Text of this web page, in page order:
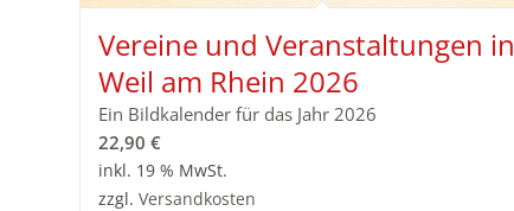
Vereine und Veranstaltungen in
Weil am Rhein 2026
Ein Bildkalender für das Jahr 2026
22,90 €
inkl. 19 % MwSt.
zzgl. Versandkosten